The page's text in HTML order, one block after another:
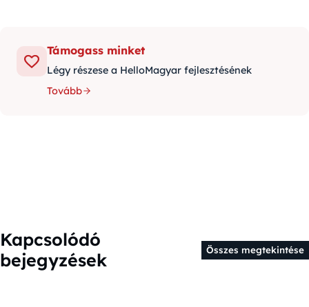
Támogass minket
Légy részese a HelloMagyar fejlesztésének
Tovább
Kapcsolódó
bejegyzések
Összes megtekintése